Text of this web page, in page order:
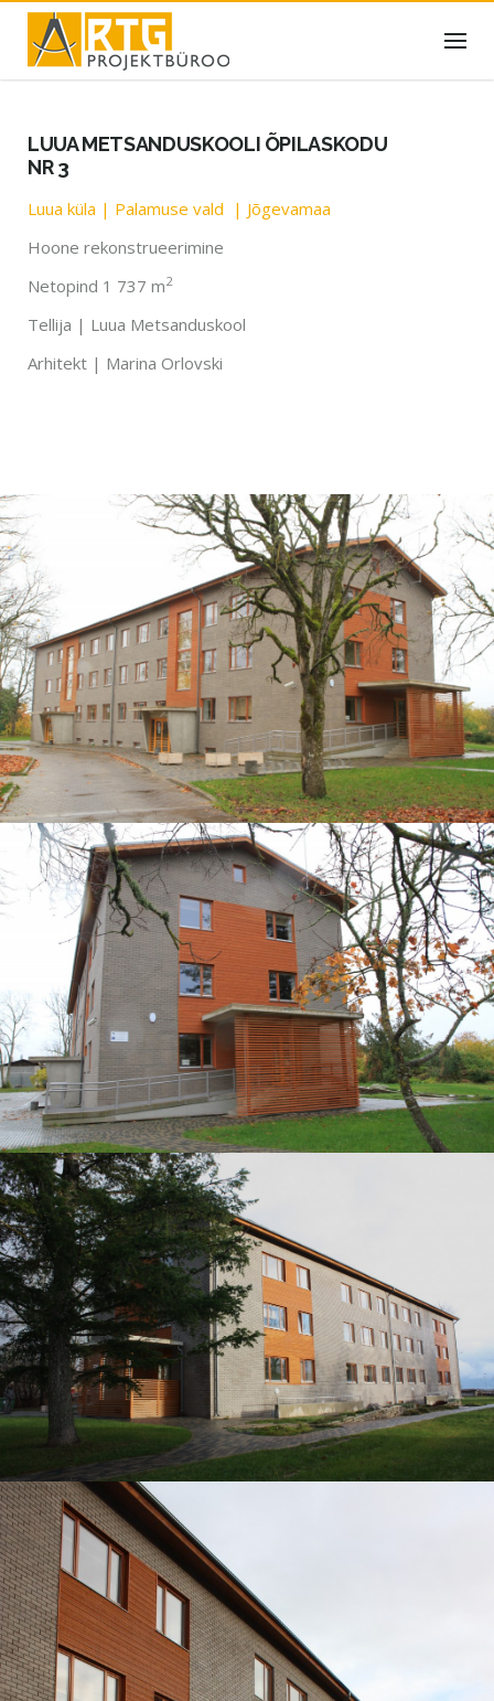
Skip
content
LUUA METSANDUSKOOLI ÕPILASKODU
NR 3
Luua küla | Palamuse vald | Jõgevamaa
Hoone rekonstrueerimine
Netopind 1 737 m2
Tellija | Luua Metsanduskool
Arhitekt | Marina Orlovski